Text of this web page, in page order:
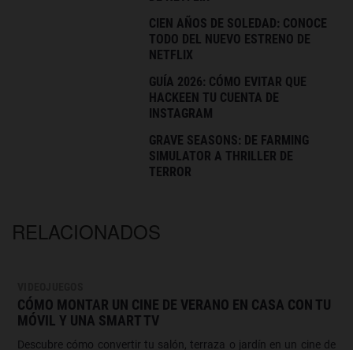
CIEN AÑOS DE SOLEDAD: CONOCE
TODO DEL NUEVO ESTRENO DE
NETFLIX
GUÍA 2026: CÓMO EVITAR QUE
HACKEEN TU CUENTA DE
INSTAGRAM
GRAVE SEASONS: DE FARMING
SIMULATOR A THRILLER DE
TERROR
RELACIONADOS
CÓMO MONTAR UN CINE DE VERANO EN CASA CON TU
MÓVIL Y UNA SMART TV
Descubre cómo convertir tu salón, terraza o jardín en un cine de